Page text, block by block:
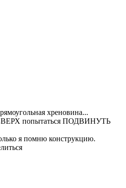
хреновина...
попытаться ПОДВИНУТЬ
я помню конструкцию.